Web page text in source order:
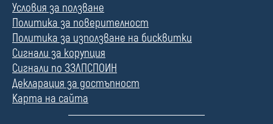
Условия за ползване
Политика за поверителност
Политика за използване на бисквитки
Сигнали за корупция
Сигнали по ЗЗЛПСПОИН
Декларация за достъпност
Карта на сайта